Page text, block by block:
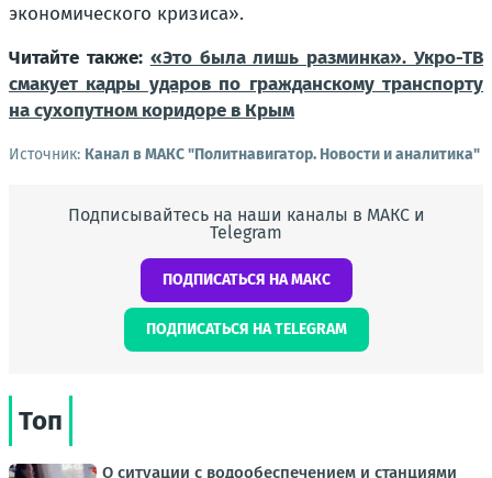
экономического кризиса».
Читайте также: «Это была лишь разминка». Укро-ТВ
смакует кадры ударов по гражданскому транспорту
на сухопутном коридоре в Крым
Источник: Канал в МАКС "Политнавигатор. Новости и аналитика"
Подписывайтесь на наши каналы в МАКС и
Telegram
ПОДПИСАТЬСЯ НА МАКС
ПОДПИСАТЬСЯ НА TELEGRAM
Топ
О ситуации с водообеспечением и станциями